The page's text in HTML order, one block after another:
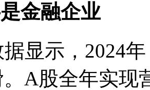
金融企业
显示，2024
A股全年实现